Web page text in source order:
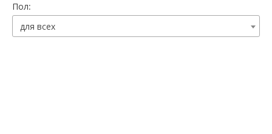
Пол:
для всех